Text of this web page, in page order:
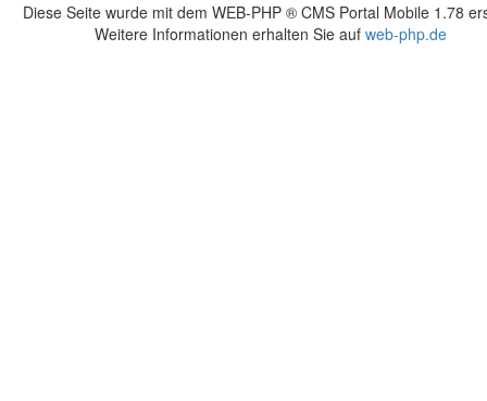
Diese Seite wurde mit dem WEB-PHP ® CMS Portal Mobile 1.78
Weitere Informationen erhalten Sie auf web-php.de